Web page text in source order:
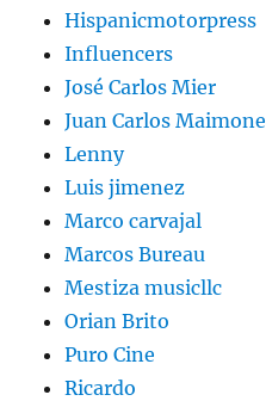
Hispanicmotorpress
Influencers
José Carlos Mier
Juan Carlos Maimone
Lenny
Luis jimenez
Marco carvajal
Marcos Bureau
Mestiza musicllc
Orian Brito
Puro Cine
Ricardo